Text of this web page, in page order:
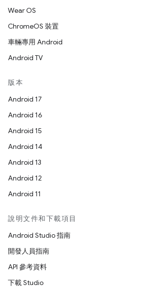
Wear OS
ChromeOS 裝置
車輛專用 Android
Android TV
版本
Android 17
Android 16
Android 15
Android 14
Android 13
Android 12
Android 11
說明文件和下載項目
Android Studio 指南
開發人員指南
API 參考資料
下載 Studio